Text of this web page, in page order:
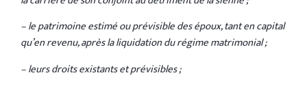
– le patrimoine estimé ou prévisible des époux, tant en capital
qu’en revenu, après la liquidation du régime matrimonial ;
– leurs droits existants et prévisibles ;